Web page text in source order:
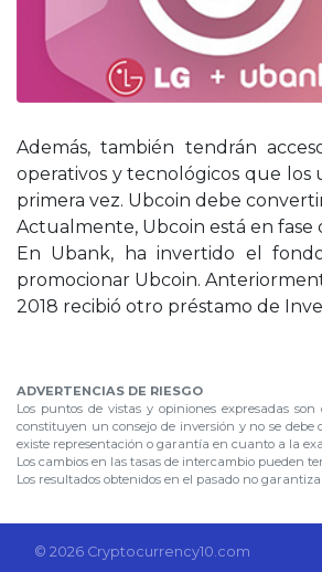
Además, también tendrán
operativos y tecnológicos que
primera vez. Ubcoin debe
Actualmente, Ubcoin está en fase
En Ubank, ha invertido el
promocionar Ubcoin.
2018 recibió otro préstamo de
ADVERTENCIAS DE RIESGO
Los puntos de vistas y opiniones expresadas son
constituyen un consejo de inversión y no se
existe representación o garantía en cuanto a la
Los cambios en las tasas de intercambio pueden
Los resultados obtenidos en el pasado no
© 2026 Cryptocurrency10.com